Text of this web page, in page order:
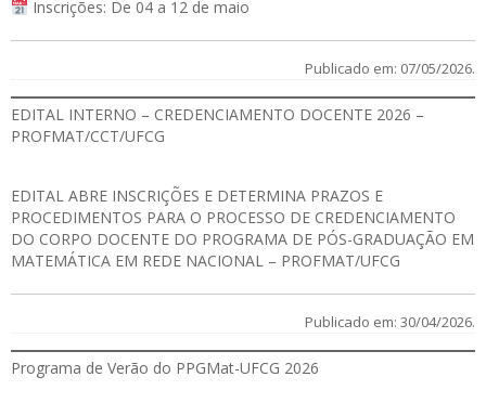
Inscrições: De 04 a 12 de maio
Publicado em: 07/05/2026.
EDITAL INTERNO – CREDENCIAMENTO DOCENTE 2026 –
PROFMAT/CCT/UFCG
EDITAL ABRE INSCRIÇÕES E DETERMINA PRAZOS E
PROCEDIMENTOS PARA O PROCESSO DE CREDENCIAMENTO
DO CORPO DOCENTE DO PROGRAMA DE PÓS-GRADUAÇÃO EM
MATEMÁTICA EM REDE NACIONAL – PROFMAT/UFCG
Publicado em: 30/04/2026.
Programa de Verão do PPGMat-UFCG 2026